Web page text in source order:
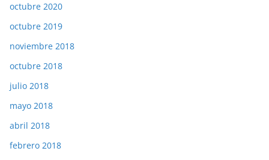
octubre 2020
octubre 2019
noviembre 2018
octubre 2018
julio 2018
mayo 2018
abril 2018
febrero 2018